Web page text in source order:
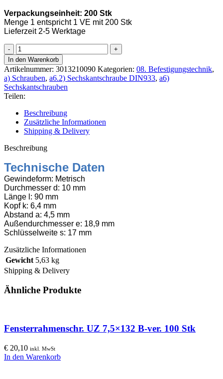
Verpackungseinheit: 200 Stk
Menge 1 entspricht 1 VE mit 200 Stk
Lieferzeit 2-5 Werktage
Sechskantschraube
8.8
DIN
933
M10x90
verzinkt,
100
Stk
Menge
In den Warenkorb
Artikelnummer: 3013210090 Kategorien: 08. Befestigungstechnik,
a) Schrauben, a6.2) Sechskantschraube DIN933, a6)
Sechskantschrauben
Teilen:
Beschreibung
Zusätzliche Informationen
Shipping & Delivery
Beschreibung
Technische Daten
Gewindeform: Metrisch
Durchmesser d: 10 mm
Länge l: 90 mm
Kopf k: 6,4 mm
Abstand a: 4,5 mm
Außendurchmesser e: 18,9 mm
Schlüsselweite s: 17 mm
Zusätzliche Informationen
Gewicht 5,63 kg
Shipping & Delivery
Ähnliche Produkte
Fensterrahmenschr. UZ 7,5×132 B-ver. 100 Stk
€ 20,10 inkl. MwSt
In den Warenkorb